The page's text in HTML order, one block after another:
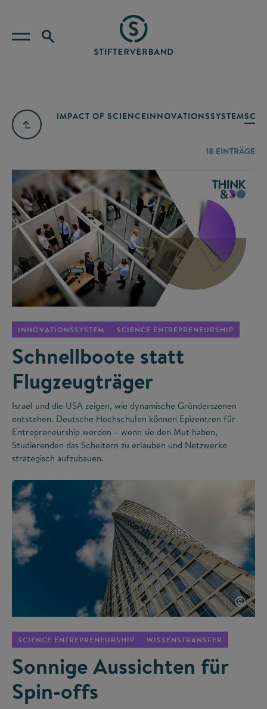
IMPACT OF SCIENCEINNOVATIONSSYSTEM
18 EINTRÄGE
INNOVATIONSSYSTEM SCIENCE ENTREPRENEURSHIP
Schnellboote statt
Flugzeugträger
Israel und die USA zeigen, wie dynamische Gründerszenen
entstehen. Deutsche Hochschulen können Epizentren für
Entrepreneurship werden – wenn sie den Mut haben,
Studierenden das Scheitern zu erlauben und Netzwerke
strategisch aufzubauen.
©
SCIENCE ENTREPRENEURSHIP WISSENSTRANSFER
Sonnige Aussichten für
Spin-offs